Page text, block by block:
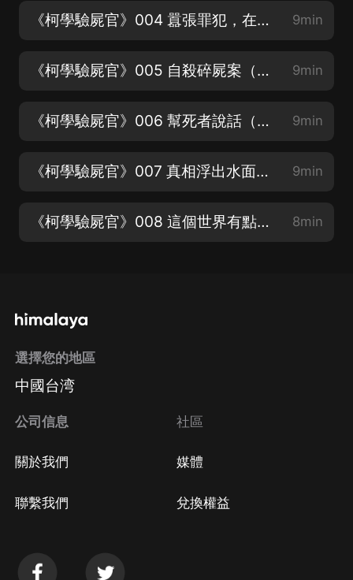
《柯學驗屍官》004 囂張罪犯，在線嘲諷（林新一：聞逸） 9min
《柯學驗屍官》005 自殺碎屍案（工藤新一：南割式） 9min
《柯學驗屍官》006 幫死者說話（毛利蘭：久長生） 9min
《柯學驗屍官》007 真相浮出水面（柯南：糖小糖） 9min
《柯學驗屍官》008 這個世界有點不太對勁（宮野志保：白浮浮） 8min
選擇您的地區
中國台湾
公司信息
關於我們
聯繫我們
社區
媒體
兌換權益